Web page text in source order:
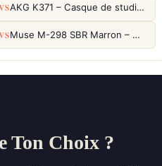
AKG K371 – Casque de studio fermé 50mm titane, réponse 5Hz-50kHz
Muse M-298 SBR Marron – Casque Bluetooth ANC avec 66h d'autonomie
Ton Choix ?